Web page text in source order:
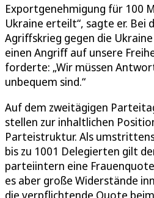
Exportgenehmigung für 100
Ukraine erteilt“, sagte er. Bei
Agriffskrieg gegen die Ukraine
einen Angriff auf unsere
forderte: „Wir müssen
unbequem sind.“
Auf dem zweitägigen
stellen zur inhaltlichen
Parteistruktur. Als
bis zu 1001 Delegierten gilt
parteiintern eine
es aber große Widerstände
die verpflichtende Quote